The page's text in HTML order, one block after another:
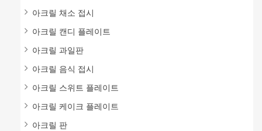
아크릴 채소 접시
아크릴 캔디 플레이트
아크릴 과일판
아크릴 음식 접시
아크릴 스위트 플레이트
아크릴 케이크 플레이트
아크릴 판